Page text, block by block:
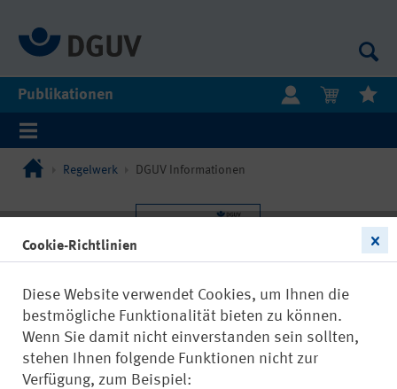
Publikationen
Regelwerk DGUV Informationen
Cookie-Richtlinien
Diese Website verwendet Cookies, um Ihnen die
bestmögliche Funktionalität bieten zu können.
Wenn Sie damit nicht einverstanden sein sollten,
stehen Ihnen folgende Funktionen nicht zur
Verfügung, zum Beispiel: